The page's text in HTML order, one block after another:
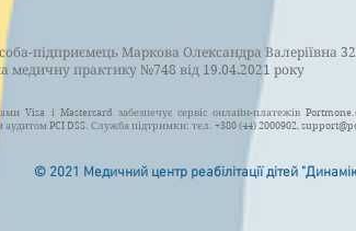
підприємець Маркова Олександра Валеріївна
медичну практику №748 від 19.04.2021 року
Visa і Mastercard забезпечує сервіс онлайн-платежів
PCI DSS. Служба підтримки: тел. +380 (44) 2000902,
© 2021 Медичний центр реабілітації дітей